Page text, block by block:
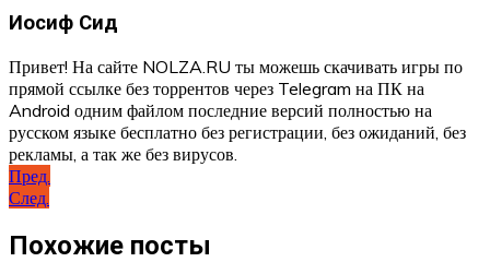
Иосиф Сид
Привет! На сайте NOLZA.RU ты можешь скачивать игры по
прямой ссылке без торрентов через Telegram на ПК на
Android одним файлом последние версий полностью на
русском языке бесплатно без регистрации, без ожиданий, без
рекламы, а так же без вирусов.
Навигация
по
записям
Пред.
След.
Похожие посты